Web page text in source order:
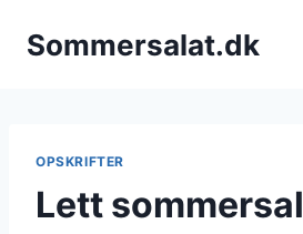
Sommersalat.dk
OPSKRIFTER
Lett